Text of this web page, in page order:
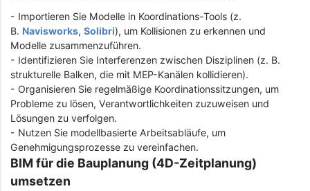
- Importieren Sie Modelle in Koordinations-Tools (z.
B. Navisworks, Solibri), um Kollisionen zu erkennen und
Modelle zusammenzuführen.
- Identifizieren Sie Interferenzen zwischen Disziplinen (z. B.
strukturelle Balken, die mit MEP-Kanälen kollidieren).
- Organisieren Sie regelmäßige Koordinationssitzungen, um
Probleme zu lösen, Verantwortlichkeiten zuzuweisen und
Lösungen zu verfolgen.
- Nutzen Sie modellbasierte Arbeitsabläufe, um
Genehmigungsprozesse zu vereinfachen.
BIM für die Bauplanung (4D-Zeitplanung)
umsetzen